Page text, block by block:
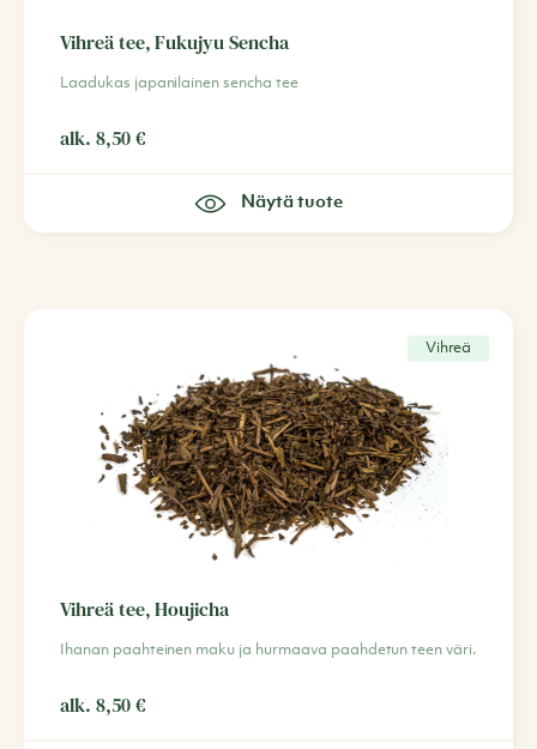
Vihreä tee, Fukujyu Sencha
Laadukas japanilainen sencha tee
alk. 8,50€
Näytä tuote
Vihreä
Vihreä tee, Houjicha
Ihanan paahteinen maku ja hurmaava paahdetun teen väri.
alk. 8,50€